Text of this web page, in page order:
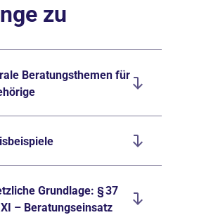
zu
Beratungsthemen für
Grundlage: § 37
XI – Beratungseinsatz